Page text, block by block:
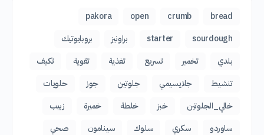
bread
crumb
open
pakora
sourdough
starter براونيز
بروبايوتيك
بلدي
تخمير تسريع تغذية تقوية
تكيف
تنشيط
جلايسيمي جلوتين جوز
حلويات
خالي_الجلوتين
خبز خلطة خميرة
زبيب
ساوردو
سكري سلوك سينامون
صحي